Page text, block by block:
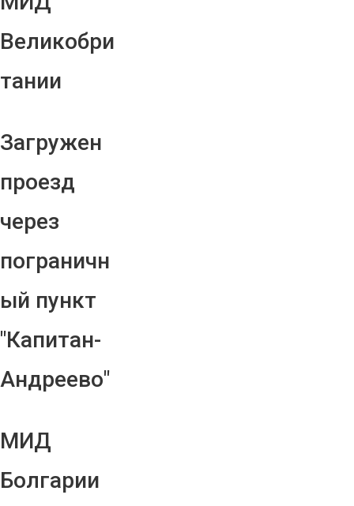
Великобри
тании
Загружен
проезд
через
пограничн
ый пункт
"Капитан-
Андреево"
МИД
Болгарии